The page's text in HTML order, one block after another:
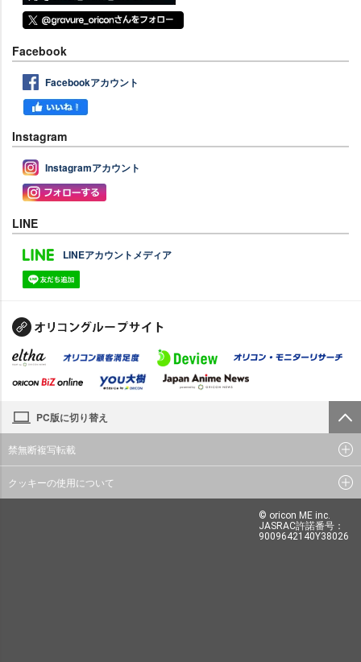
Facebook
Facebookアカウント
Instagram
Instagramアカウント
LINE
LINEアカウントメディア
PC版に切り替え
禁無断複写転載
クッキーの使用について
© oricon ME inc.
JASRAC許諾番号：
9009642140Y38026